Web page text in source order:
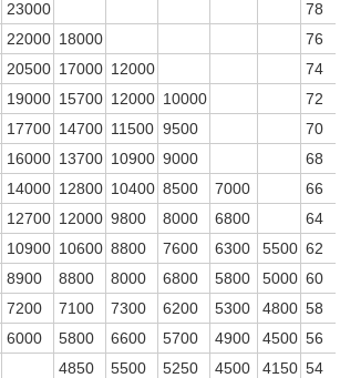
23000
78
22000 18000
76
20500 17000 12000
74
19000 15700 12000 10000
72
17700 14700 11500 9500
70
16000 13700 10900 9000
68
14000 12800 10400 8500 7000
66
12700 12000 9800 8000 6800
64
10900 10600 8800 7600 6300 5500 62
8900 8800 8000 6800 5800 5000 60
7200 7100 7300 6200 5300 4800 58
6000 5800 6600 5700 4900 4500 56
4850 5500 5250 4500 4150 54